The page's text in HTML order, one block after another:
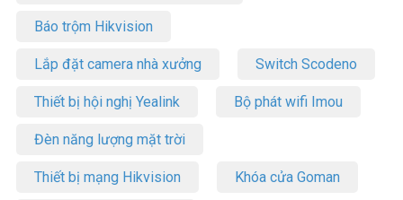
Báo trộm Hikvision
Lắp đặt camera nhà xưởng Switch Scodeno
Thiết bị hội nghị Yealink Bộ phát wifi Imou
Đèn năng lượng mặt trời
Thiết bị mạng Hikvision Khóa cửa Goman